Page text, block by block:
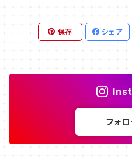
保存 シェア
フォ